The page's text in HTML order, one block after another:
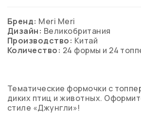
Бренд: Meri Meri
Дизайн: Великобритания
Производство: Китай
Количество: 24 формы и 24
Тематические формочки с
диких птиц и животных.
стиле «Джунгли»!